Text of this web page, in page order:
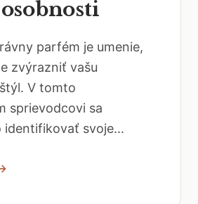
parfém je umenie,
zvýrazniť vašu
V tomto
sprievodcovi sa
identifikovať svoje...